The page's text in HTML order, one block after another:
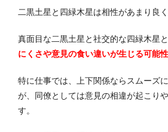
二黒土星と四緑木星は相性があまり良く
真面目な二黒土星と社交的な四緑木星と
にくさや意見の食い違いが生じる可能性
特に仕事では、上下関係ならスムーズ
が、同僚としては意見の相違が起こり
す。